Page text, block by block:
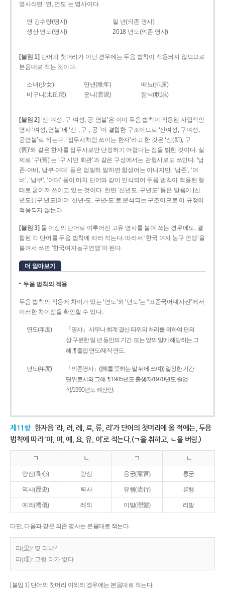
명사라면 ‘연, 연도’는 명사이다.
연 강수량(명사)
일 년(의존 명사)
생산 연도(명사)
2018 년도(의존 명사)
[붙임 1] 단어의 첫머리가 아닌 경우에는 두음 법칙이 적용되지 않으므로
본음대로 적는 것이다.
소녀(少女) 만년(晩年)
배뇨(排尿)
비구니(比丘尼)
운니(雲泥) 탐닉(耽溺)
[붙임 2] ‘신-여성, 구-여성, 공-염불’은 이미 두음 법칙이 적용된 자립적인
명사 ‘여성, 염불’에 ‘신-, 구-, 공-’이 결합한 구조이므로 ‘신여성, 구여성,
공염불’로 적는다. ‘접두사처럼 쓰이는 한자’라고 한 것은 ‘신(新), 구
(舊)’와 같은 한자를 접두사로만 단정하기 어렵다는 점을 밝힌 것이다. 실
제로 ‘구(舊)’는 ‘구 시민 회관’과 같은 구성에서는 관형사로도 쓰인다. ‘남
존­-여비, 남부-­여대’ 등은 엄밀히 말하면 합성어는 아니지만, ‘남존’, ‘여
비’, ‘남부’, ‘여대’ 등이 마치 단어와 같이 인식되어 두음 법칙이 적용된 형
태로 굳어져 쓰이고 있는 것이다. 한편 ‘신년도, 구년도’ 등은 발음이 [신
년도], [구ː년도]이며 ‘신년­-도, 구년-­도’로 분석되는 구조이므로 이 규정이
적용되지 않는다.
[붙임 3] 둘 이상의 단어로 이루어진 고유 명사를 붙여 쓰는 경우에도, 결
합된 각 단어를 두음 법칙에 따라 적는다. 따라서 ‘한국 여자 농구 연맹’을
붙여서 쓰면 ‘한국여자농구연맹’이 된다.
더 알아보기
두음 법칙의 적용
두음 법칙의 적용에 차이가 있는 ‘연도’와 ‘년도’는 “표준국어대사전”에서
이러한 차이점을 확인할 수 있다.
연도(年度)
「명사」 사무나 회계 결산 따위의 처리를 위하여 편의
상 구분한 일 년 동안의 기간. 또는 앞의 말에 해당하는 그
해. ¶ 졸업 연도/제작 연도.
년도(年度)
「의존명사」((해를 뜻하는 말 뒤에 쓰여)) 일정한 기간
단위로서의 그해. ¶ 1985년도 출생자/1970년도 졸업
식/1990년도 예산안.
제11항 한자음 ‘랴, 려, 례, 료, 류, 리’가 단어의 첫머리에 올 적에는, 두음
법칙에 따라 ‘야, 여, 예, 요, 유, 이’로 적는다.(ㄱ을 취하고, ㄴ을 버림.)
ㄱ ㄴ ㄱ ㄴ
양심(良心) 량심 용궁(龍宮) 룡궁
역사(歷史) 력사 유행(流行) 류행
예의(禮儀) 례의 이발(理髮) 리발
다만, 다음과 같은 의존 명사는 본음대로 적는다.
리(里): 몇 리냐?
리(理): 그럴 리가 없다.
[붙임 1] 단어의 첫머리 이외의 경우에는 본음대로 적는다.